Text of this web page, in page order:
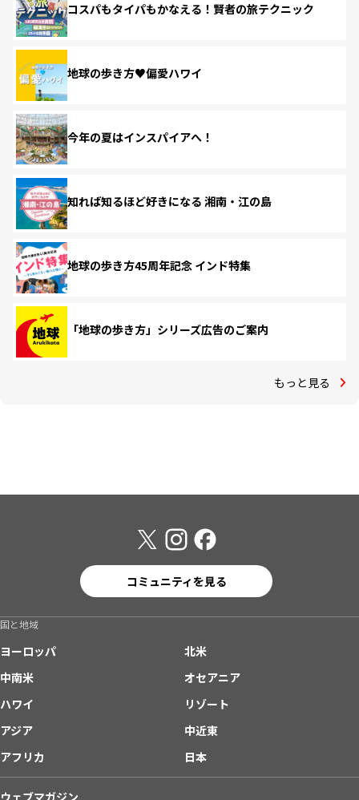
コスパもタイパもかなえる！賢者の旅テクニック
地球の歩き方♥偏愛ハワイ
今年の夏はインスパイアへ！
知れば知るほど好きになる 湘南・江の島
地球の歩き方45周年記念 インド特集
「地球の歩き方」シリーズ広告のご案内
もっと見る
コミュニティを見る
国と地域
ヨーロッパ
北米
中南米
オセアニア
ハワイ
リゾート
アジア
中近東
アフリカ
日本
ウェブマガジン